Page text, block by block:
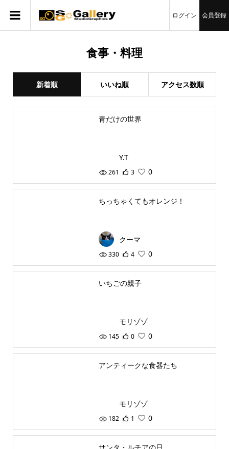
ログイン 会員登録
食事・料理
新着順 いいね順 アクセス数順
青だけの世界
Y.T
261 3 0
ちっちゃくてもオレンジ！
クーマ
330 4 0
いちごの親子
モリゾゾ
145 0 0
アンティークな食器たち
モリゾゾ
182 1 0